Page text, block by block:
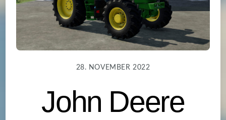
28. NOVEMBER 2022
John Deere